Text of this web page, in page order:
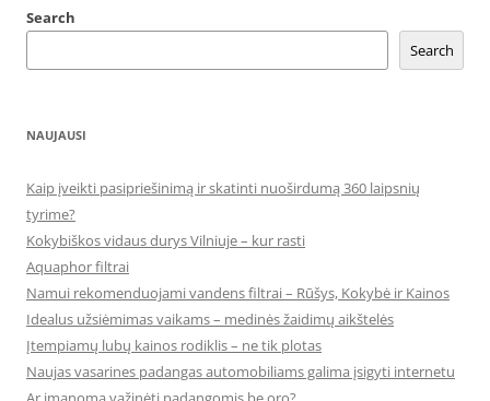
Search
Search
NAUJAUSI
Kaip įveikti pasipriešinimą ir skatinti nuoširdumą 360 laipsnių
tyrime?
Kokybiškos vidaus durys Vilniuje – kur rasti
Aquaphor filtrai
Namui rekomenduojami vandens filtrai – Rūšys, Kokybė ir Kainos
Idealus užsiėmimas vaikams – medinės žaidimų aikštelės
Įtempiamų lubų kainos rodiklis – ne tik plotas
Naujas vasarines padangas automobiliams galima įsigyti internetu